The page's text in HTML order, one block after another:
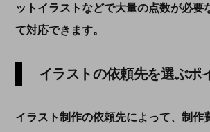
ットイラストなどで大量の点数が必要
て対応できます。
イラストの依頼先を選ぶポ
イラスト制作の依頼先によって、制作